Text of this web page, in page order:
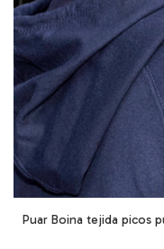
Puar Boina tejida picos